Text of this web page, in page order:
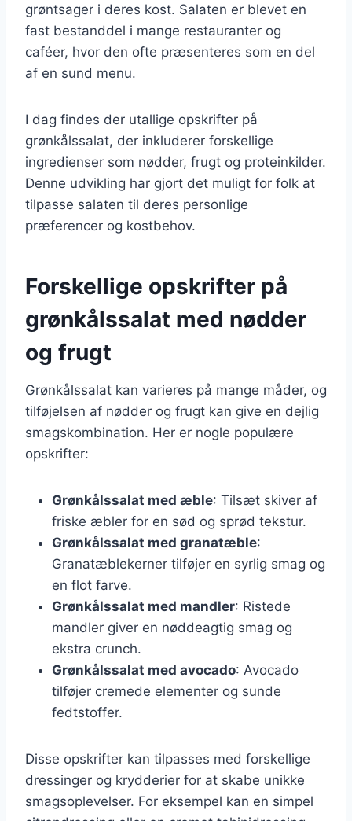
grøntsager i deres kost. Salaten er blevet en
fast bestanddel i mange restauranter og
caféer, hvor den ofte præsenteres som en del
af en sund menu.
I dag findes der utallige opskrifter på
grønkålssalat, der inkluderer forskellige
ingredienser som nødder, frugt og proteinkilder.
Denne udvikling har gjort det muligt for folk at
tilpasse salaten til deres personlige
præferencer og kostbehov.
Forskellige opskrifter på
grønkålssalat med nødder
og frugt
Grønkålssalat kan varieres på mange måder, og
tilføjelsen af nødder og frugt kan give en dejlig
smagskombination. Her er nogle populære
opskrifter:
Grønkålssalat med æble: Tilsæt skiver af
friske æbler for en sød og sprød tekstur.
Grønkålssalat med granatæble:
Granatæblekerner tilføjer en syrlig smag og
en flot farve.
Grønkålssalat med mandler: Ristede
mandler giver en nøddeagtig smag og
ekstra crunch.
Grønkålssalat med avocado: Avocado
tilføjer cremede elementer og sunde
fedtstoffer.
Disse opskrifter kan tilpasses med forskellige
dressinger og krydderier for at skabe unikke
smagsoplevelser. For eksempel kan en simpel